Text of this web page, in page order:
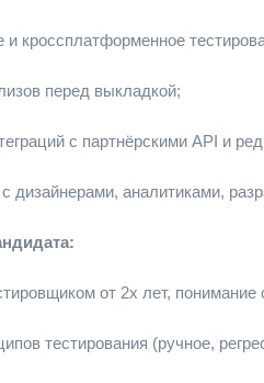
и кроссплатформенное
перед выкладкой;
с партнёрскими API и
дизайнерами, аналитиками,
от 2х лет,
тестирования (ручное,